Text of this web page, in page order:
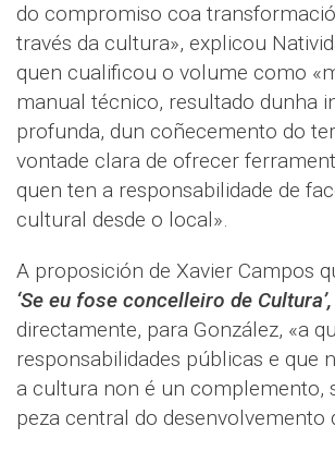
do compromiso coa
través da cultura», explicou
quen cualificou o volume como
manual técnico, resultado dunha
profunda, dun coñecemento do
vontade clara de ofrecer
quen ten a responsabilidade de
cultural desde o local».
A proposición de Xavier Campos
‘Se eu fose concelleiro de Cultura’,
directamente, para González, «a
responsabilidades públicas e que
a cultura non é un complemento,
peza central do desenvolvemento